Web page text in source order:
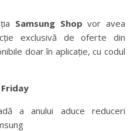
Samsung Shop vor avea
exclusivă de oferte din
doar în aplicație, cu codul
a anului aduce reduceri